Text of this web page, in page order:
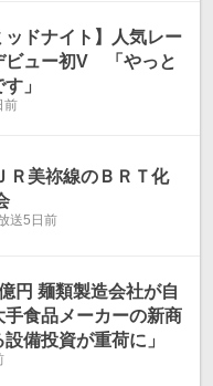
ドナイト】人気レー
ビュー初V 「やっと
」
前
Ｒ美祢線のＢＲＴ化
送5日前
円 麺類製造会社が自
食品メーカーの新商
備投資が重荷に」